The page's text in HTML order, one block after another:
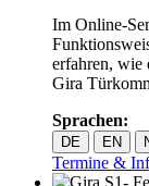
Im Online-
erfahren, wie
Gira
Sprachen:
DE EN
Termine &